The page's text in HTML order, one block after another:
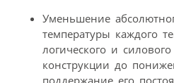
Уменьшение
температуры каждого
логического и
конструкции до
поддержание его